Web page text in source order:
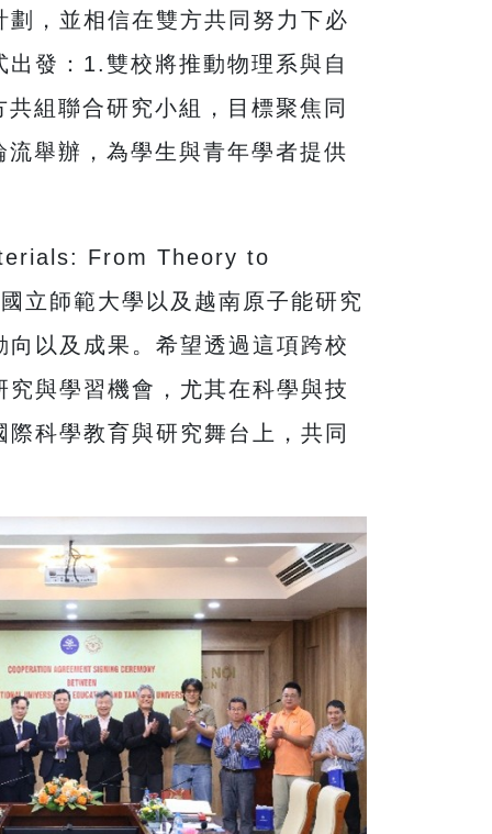
，並相信在雙方共同努力下必
發：1.雙校將推動物理系與自
組聯合研究小組，目標聚焦同
舉辦，為學生與青年學者提供
From Theory to
立師範大學以及越南原子能研究
以及成果。希望透過這項跨校
與學習機會，尤其在科學與技
科學教育與研究舞台上，共同